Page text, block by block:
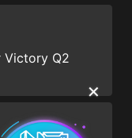
✕
Victory Q2